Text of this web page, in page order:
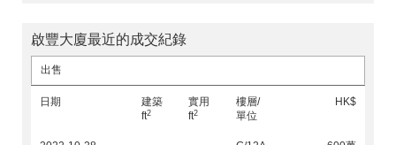
啟豐大廈最近的成交紀錄
出售
日期
建築
ft2
實用
ft2
樓層/
單位
HK$